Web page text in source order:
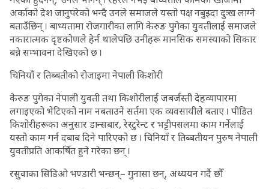
अर्काको देश जानुपरेको भन्दै उनले समाजले यस्तो पक्ष नबुझ्दा दुःख लाग्ने
बताउँछिन् । बाध्यतामा रोजगारीका लागि केरुङ पुगेका युवतीलाई समाजले
नकारात्मक दृष्टकोणले हेर्न थालेपछि उनीहरू मानसिक समस्याको सिकार
बन्ने सम्भावना देखिएको छ ।
चिनियाँ र तिब्बतीको रोजाइमा नेपाली किशोरी
केरुङ पुगेका नेपाली युवती तथा किशोरीलाई जबर्जस्ती देहव्यापारमा
लगाइएको भेटिएको नाम नबताउने सर्तमा एक व्यवसायीले बताए । पीडित
किशोरीहरूका अनुसार डान्सबार, रेस्टुरेन्ट र भट्टीपसलमा काम गर्नेलाई
यस्तो काम गर्न दबाब दिने पारिएको छ । चिनियाँ र तिब्बतीयन पुरुष नेपाली
युवतीप्रति आकर्षित हुने गरेका छन् ।
रसुवाका सिडिओ भण्डारी भन्छन्– गुनासा छन्, अध्ययन गर्दै छौँ